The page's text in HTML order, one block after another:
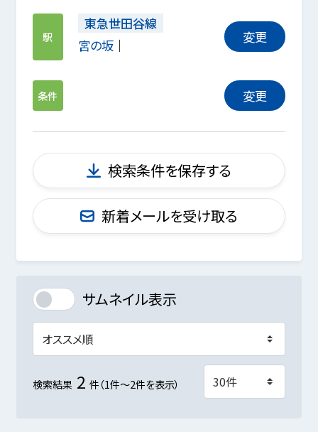
駅
東急世田谷線
宮の坂
変更
条件 変更
検索条件を保存する
新着メールを受け取る
サムネイル表示
検索結果 2 件（1件～2件を表示）